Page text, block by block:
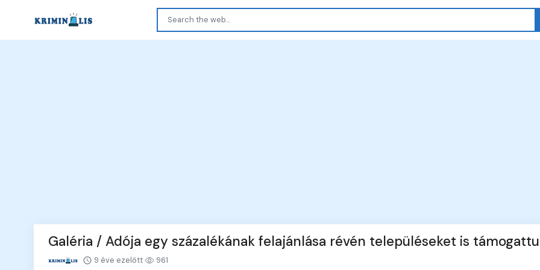
Galéria / Adója egy százalékának felajánlása révén településeket is
9 éve ezelőtt 961